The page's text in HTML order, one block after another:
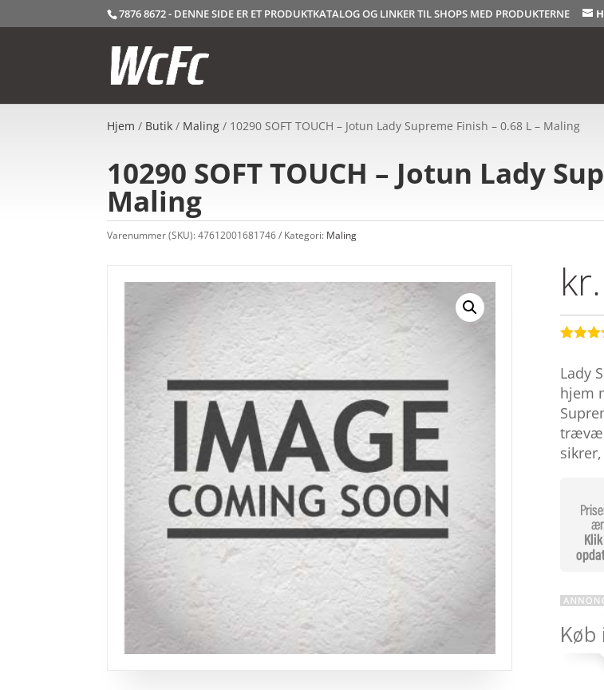
7876 8672 - DENNE SIDE ER ET PRODUKTKATALOG OG LINKER TIL SHOPS MED PRODUKTERNE
Hjem / Butik / Maling / 10290 SOFT TOUCH – Jotun Lady Supreme Finish – 0.68 L – Maling
10290 SOFT TOUCH – Jotun Lady
Maling
Varenummer (SKU):47612001681746 Kategori: Maling
kr.
ud af 5
baseret
på
Lady
hjem